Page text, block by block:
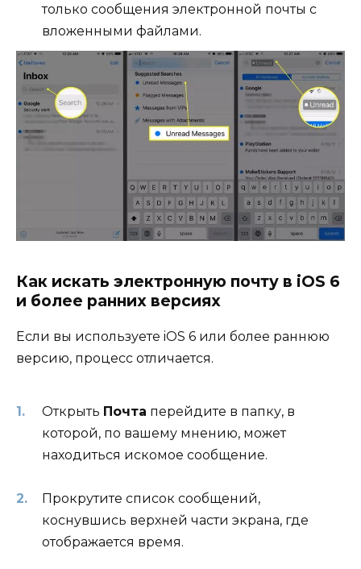
только сообщения электронной почты с
вложенными файлами.
Как искать электронную почту в iOS 6
и более ранних версиях
Если вы используете iOS 6 или более раннюю
версию, процесс отличается.
Открыть Почта перейдите в папку, в
которой, по вашему мнению, может
находиться искомое сообщение.
Прокрутите список сообщений,
коснувшись верхней части экрана, где
отображается время.